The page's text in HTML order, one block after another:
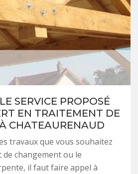
SERVICE PROPOSÉ
EN TRAITEMENT DE
CHATEAURENAUD
travaux que vous souhaitez
de changement ou le
il faut faire appel à